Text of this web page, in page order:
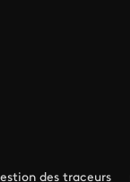
des traceurs